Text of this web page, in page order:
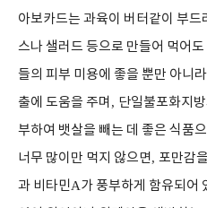
아보카드는 과육이 버터같이 부
스나 샐러드 등으로 만들어 먹어
들의 피부 미용에 좋을 뿐만 아니라
출에 도움을 주며 , 단일불포화지
부하여 뱃살을 빼는 데 좋은 식품
너무 많이만 먹지 않으면, 포만감
과 비타민A가 풍부하게 함유되어